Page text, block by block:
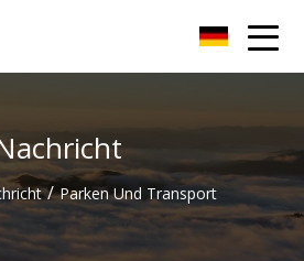
/ Parken Und Transport